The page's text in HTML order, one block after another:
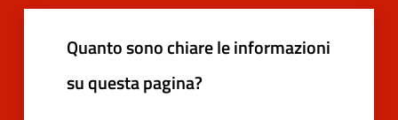
Quanto sono chiare le informazioni
su questa pagina?